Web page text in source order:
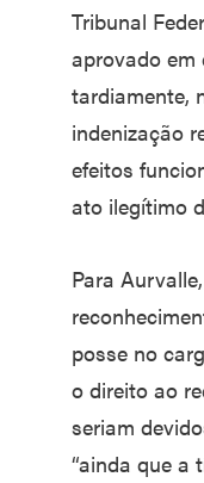
Tribunal
aprovado em
tardiamente,
indenização
efeitos
ato ilegítimo
Para
posse no
o direito ao
seriam
“ainda que a